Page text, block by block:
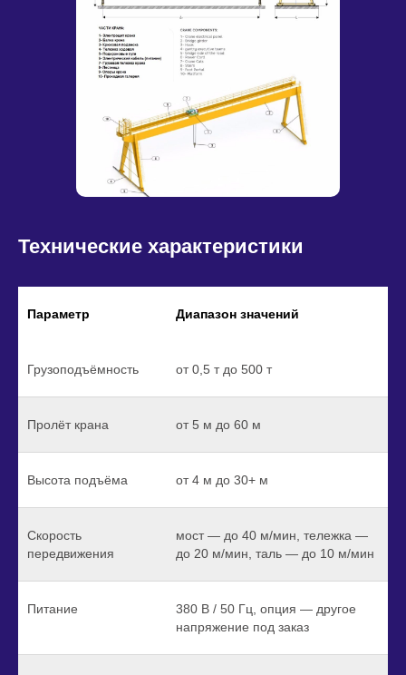
Технические характеристики
Параметр Диапазон значений
Грузоподъёмность от 0,5 т до 500 т
Пролёт крана от 5 м до 60 м
Высота подъёма от 4 м до 30+ м
Скорость
передвижения
мост — до 40 м/мин, тележка —
до 20 м/мин, таль — до 10 м/мин
Питание
380 В / 50 Гц, опция — другое
напряжение под заказ